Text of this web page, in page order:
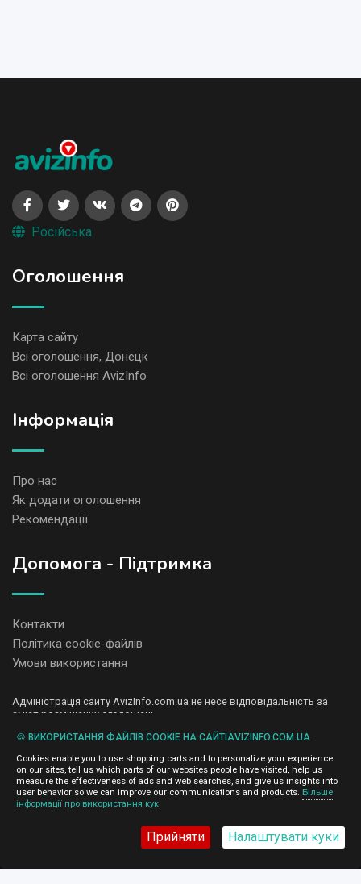
Російська
Оголошення
Карта сайту
Всі оголошення, Донецк
Всі оголошення AvizInfo
Iнформація
Про нас
Як додати оголошення
Рекомендації
Допомога - Підтримка
Контакти
Політика cookie-файлів
Умови використання
Адміністрація сайту AvizInfo.com.ua не несе відповідальність за
зміст розміщених оголошень.
і не продаємо особисту інформацію зареєстрованих користувачів
AvizInfo.com.ua третім особам. Ми не відповідаємо за правила
конфіденційності сайтів на які посилається AvizInfo.com.ua. На
деяких сторінках нашого сайту представлена реклама Google
Adsense Advertising Network. Щоб дізнатися детальніше про
правила конфіденційності Google
🍪 ВИКОРИСТАННЯ ФАЙЛІВ COOKIE НА САЙТІAVIZINFO.COM.UA
Cookies enable you to use shopping carts and to personalize your experience
on our sites, tell us which parts of our websites people have visited, help us
measure the effectiveness of ads and web searches, and give us insights into
user behavior so we can improve our communications and products. Більше
інформації про використання кук
Прийняти Налаштувати куки